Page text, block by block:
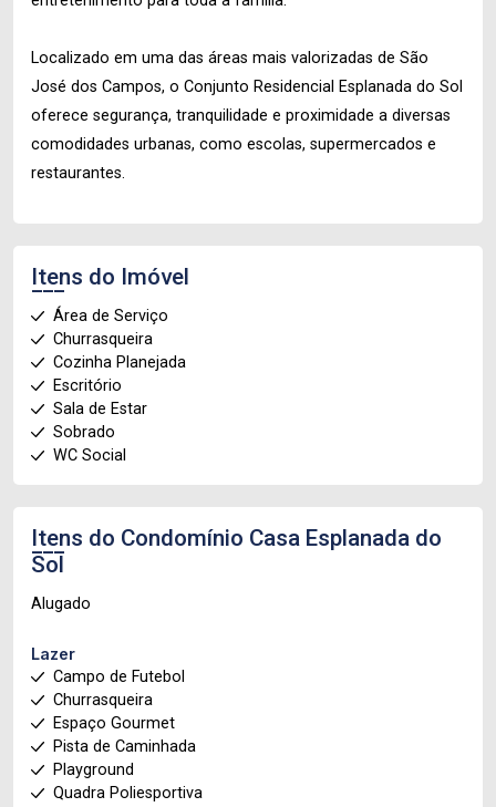
Localizado em uma das áreas mais valorizadas de São
José dos Campos, o Conjunto Residencial Esplanada do Sol
oferece segurança, tranquilidade e proximidade a diversas
comodidades urbanas, como escolas, supermercados e
restaurantes.
Itens do Imóvel
Área de Serviço
Churrasqueira
Cozinha Planejada
Escritório
Sala de Estar
Sobrado
WC Social
Itens do Condomínio Casa Esplanada do
Sol
Alugado
Lazer
Campo de Futebol
Churrasqueira
Espaço Gourmet
Pista de Caminhada
Playground
Quadra Poliesportiva